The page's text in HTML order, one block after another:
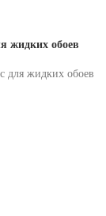
жидких обоев
для жидких обоев